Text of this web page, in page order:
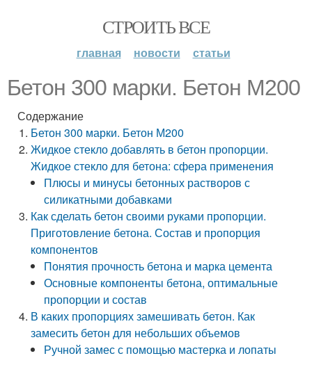
СТРОИТЬ ВСЕ
главная новости статьи
Бетон 300 марки. Бетон М200
Содержание
Бетон 300 марки. Бетон М200
Жидкое стекло добавлять в бетон пропорции.
Жидкое стекло для бетона: сфера применения
Плюсы и минусы бетонных растворов с
силикатными добавками
Как сделать бетон своими руками пропорции.
Приготовление бетона. Состав и пропорция
компонентов
Понятия прочность бетона и марка цемента
Основные компоненты бетона, оптимальные
пропорции и состав
В каких пропорциях замешивать бетон. Как
замесить бетон для небольших объемов
Ручной замес с помощью мастерка и лопаты